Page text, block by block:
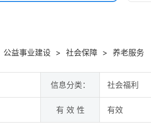
公益事业建设 > 社会保障 > 养老服务
信息分类： 社会福利
有 效 性 有效